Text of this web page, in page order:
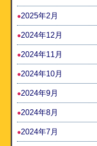
2025年2月
2024年12月
2024年11月
2024年10月
2024年9月
2024年8月
2024年7月